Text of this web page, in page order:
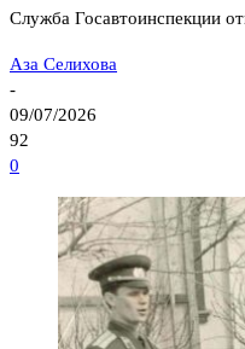
Служба Госавтоинспекции
Аза Селихова
-
09/07/2026
92
0